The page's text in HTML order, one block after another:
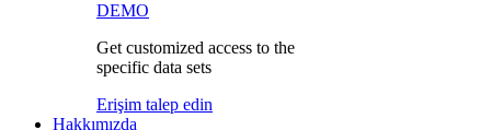
DEMO
Get customized access to the
specific data sets
Erişim talep edin
Hakkımızda